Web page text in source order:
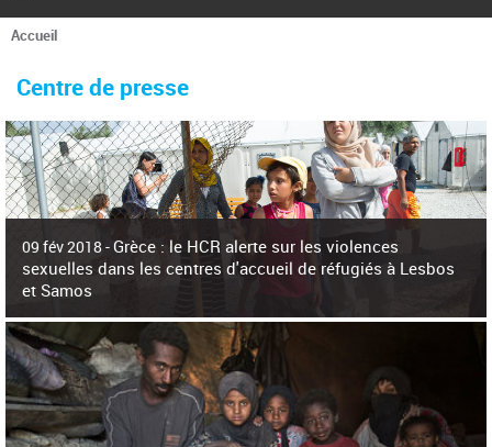
l
d
e
e
c
h
e
h
Vous
ici
Accueil
Centre de presse
09 fév 2018 -Grèce : le HCR alerte sur les violences
sexuelles dans les centres d'accueil de réfugiés à Lesbos
et Samos
La surpopulation des centres d'accueil de réfugiés et migrants sur les îles
grecques est source de violences et de harcèlement sexuel a alerté vendredi le
Haut-Commissariat des Nations Unies pour